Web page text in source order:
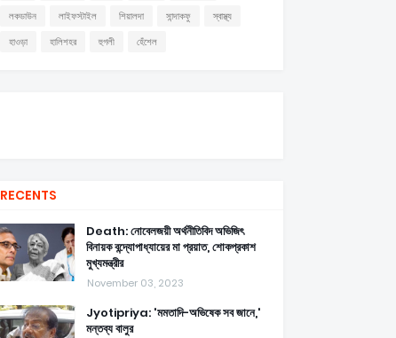
লকডাউন
লাইফস্টাইল শিয়ালদা সান্দাকফু
স্বাস্থ্য
হাওড়া
হালিশহর হুগলী হেঁশেল
RECENTS
Death: নোবেলজয়ী অর্থনীতিবিদ অভিজিৎ
বিনায়ক বন্দ্যোপাধ্যায়ের মা প্রয়াত, শোকপ্রকাশ
মুখ্যমন্ত্রীর
November 03, 2023
Jyotipriya: 'মমতাদি-অভিষেক সব জানে,'
মন্তব্য বালুর